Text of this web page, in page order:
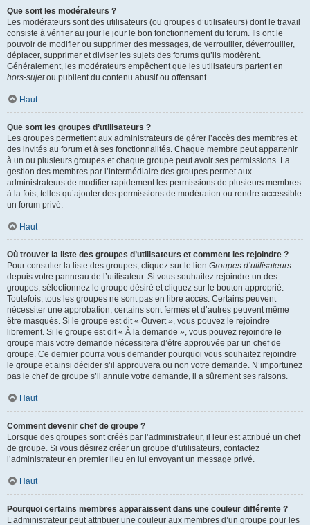
Que sont les modérateurs ?
Les modérateurs sont des utilisateurs (ou groupes d’utilisateurs) dont le travail
consiste à vérifier au jour le jour le bon fonctionnement du forum. Ils ont le
pouvoir de modifier ou supprimer des messages, de verrouiller, déverrouiller,
déplacer, supprimer et diviser les sujets des forums qu’ils modèrent.
Généralement, les modérateurs empêchent que les utilisateurs partent en
hors-sujetou publient du contenu abusif ou offensant.
Haut
Que sont les groupes d’utilisateurs ?
Les groupes permettent aux administrateurs de gérer l’accès des membres et
des invités au forum et à ses fonctionnalités. Chaque membre peut appartenir
à un ou plusieurs groupes et chaque groupe peut avoir ses permissions. La
gestion des membres par l’intermédiaire des groupes permet aux
administrateurs de modifier rapidement les permissions de plusieurs membres
à la fois, telles qu’ajouter des permissions de modération ou rendre accessible
un forum privé.
Haut
Où trouver la liste des groupes d’utilisateurs et comment les rejoindre ?
Pour consulter la liste des groupes, cliquez sur le lien Groupes d’utilisateurs
depuis votre panneau de l’utilisateur. Si vous souhaitez rejoindre un des
groupes, sélectionnez le groupe désiré et cliquez sur le bouton approprié.
Toutefois, tous les groupes ne sont pas en libre accès. Certains peuvent
nécessiter une approbation, certains sont fermés et d’autres peuvent même
être masqués. Si le groupe est dit « Ouvert », vous pouvez le rejoindre
librement. Si le groupe est dit « À la demande », vous pouvez rejoindre le
groupe mais votre demande nécessitera d’être approuvée par un chef de
groupe. Ce dernier pourra vous demander pourquoi vous souhaitez rejoindre
le groupe et ainsi décider s’il approuvera ou non votre demande. N’importunez
pas le chef de groupe s’il annule votre demande, il a sûrement ses raisons.
Haut
Comment devenir chef de groupe ?
Lorsque des groupes sont créés par l’administrateur, il leur est attribué un chef
de groupe. Si vous désirez créer un groupe d’utilisateurs, contactez
l’administrateur en premier lieu en lui envoyant un message privé.
Haut
Pourquoi certains membres apparaissent dans une couleur différente ?
L’administrateur peut attribuer une couleur aux membres d’un groupe pour les